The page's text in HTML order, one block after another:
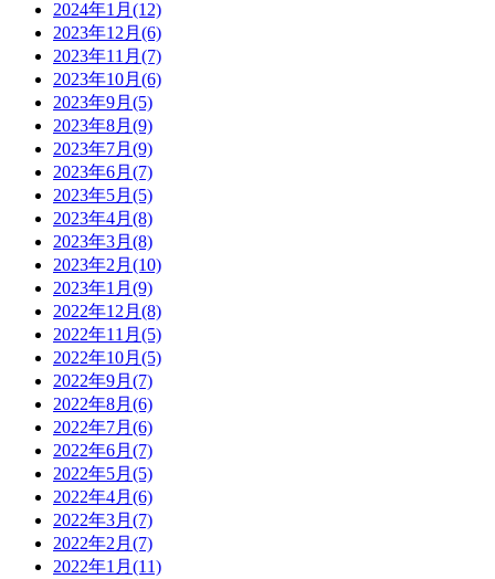
2024年1月(12)
2023年12月(6)
2023年11月(7)
2023年10月(6)
2023年9月(5)
2023年8月(9)
2023年7月(9)
2023年6月(7)
2023年5月(5)
2023年4月(8)
2023年3月(8)
2023年2月(10)
2023年1月(9)
2022年12月(8)
2022年11月(5)
2022年10月(5)
2022年9月(7)
2022年8月(6)
2022年7月(6)
2022年6月(7)
2022年5月(5)
2022年4月(6)
2022年3月(7)
2022年2月(7)
2022年1月(11)